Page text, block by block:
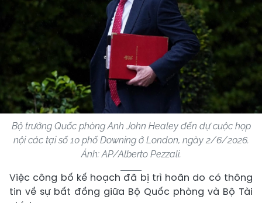
Bộ trưởng Quốc phòng Anh John Healey đến dự cuộc họp
nội các tại số 10 phố Downing ở London, ngày 2/6/2026.
Ảnh: AP/Alberto Pezzali.
Việc công bố kế hoạch đã bị trì hoãn do có thông
tin về sự bất đồng giữa Bộ Quốc phòng và Bộ Tài